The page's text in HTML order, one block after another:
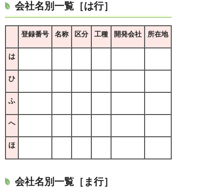
会社名別一覧［は行］
登録番号 名称 区分 工種 開発会社 所在地
は
ひ
ふ
へ
ほ
会社名別一覧［ま行］